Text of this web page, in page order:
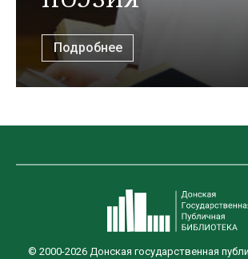
Подробнее
© 2000-2026 Донская государственная